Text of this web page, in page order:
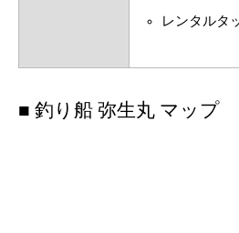
レンタルタ
■ 釣り船 弥生丸 マップ